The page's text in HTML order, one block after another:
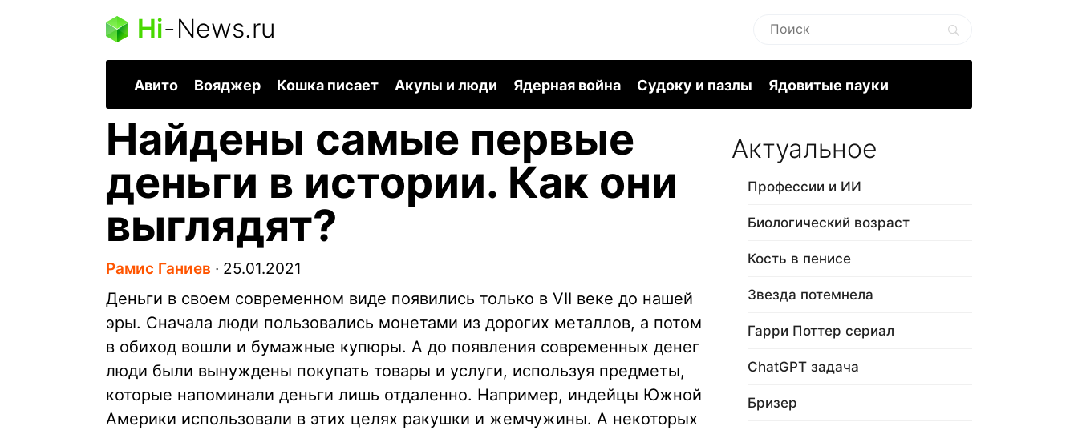
Hi-News.ru
Авито Вояджер Кошка писает Акулы и люди Ядерная война Судоку и пазлы Ядовитые пауки
Найдены самые первые
деньги в истории. Как они
выглядят?
Рамис Ганиев ∙ 25.01.2021
Деньги в своем современном виде появились только в VII веке до нашей
эры. Сначала люди пользовались монетами из дорогих металлов, а потом
в обиход вошли и бумажные купюры. А до появления современных денег
люди были вынуждены покупать товары и услуги, используя предметы,
которые напоминали деньги лишь отдаленно. Например, индейцы Южной
Америки использовали в этих целях ракушки и жемчужины. А некоторых
Актуальное
Профессии и ИИ
Биологический возраст
Кость в пенисе
Звезда потемнела
Гарри Поттер сериал
ChatGPT задача
Бризер